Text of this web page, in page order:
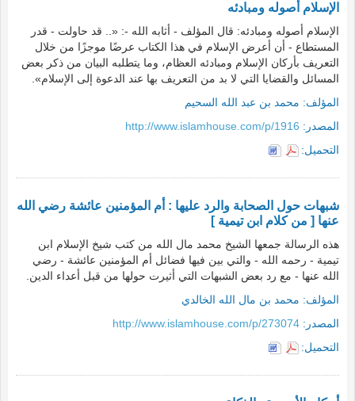
الإسلام أصوله ومبادئه
الإسلام أصوله ومبادئه: قال المؤلف - أثابه الله -: «.. قد حاولت - قدر
المستطاع - أن أعرض الإسلام في هذا الكتاب عرضًا موجزًا من خلال
التعريف بأركان الإسلام ومبادئه العظام، وما يتطلبه البيان من ذكر بعض
المسائل والقضايا التي لا بد من التعريف بها عند الدعوة إلى الإسلام».
المؤلف: محمد بن عبد الله السحيم
المصدر: http://www.islamhouse.com/p/1916
التحميل:
شبهات حول الصحابة والرد عليها : أم المؤمنين عائشة رضي الله
عنها [ من كلام ابن تيمية ]
هذه الرسالة جمعها الشيخ محمد مال الله من كتب شيخ الإسلام ابن
تيمية - رحمه الله - والتي بين فيها فضائل أم المؤمنين عائشة - رضي
الله عنها - مع رد بعض الشبهات التي أثيرت حولها من قبل أعداء الدين.
المؤلف: محمد بن مال الله الخالدي
المصدر: http://www.islamhouse.com/p/273074
التحميل: